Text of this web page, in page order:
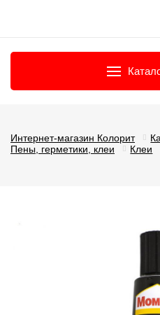
Интернет-магазин Колорит
Пены, герметики, клеи
Клеи